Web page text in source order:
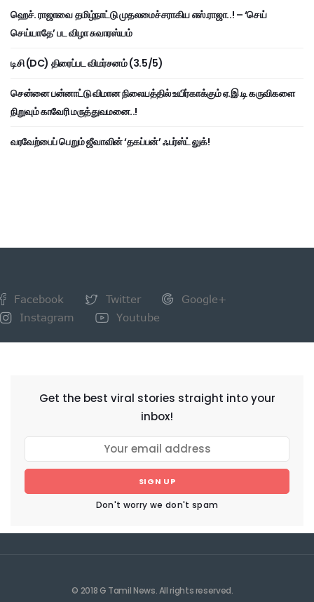
ஹெச். ராஜாவை தமிழ்நாட்டு முதலமைச்சராகிய எஸ்.ராஜா..! – ‘செய்
செய்யாதே’ பட விழா சுவாரஸ்யம்
டிசி (DC) திரைப்பட விமர்சனம் (3.5/5)
சென்னை பன்னாட்டு விமான நிலையத்தில் உயிர்காக்கும் ஏ.இ.டி கருவிகளை
நிறுவும் காவேரி மருத்துவமனை..!
வரவேற்பைப் பெறும் ஜீவாவின் ‘தகப்பன்’ ஃபர்ஸ்ட் லுக்!
Facebook Twitter
Google+
Instagram
Youtube
Get the best viral stories straight into your
inbox!
SIGN UP
Don't worry we don't spam
© 2018 G Tamil News. All rights reserved.